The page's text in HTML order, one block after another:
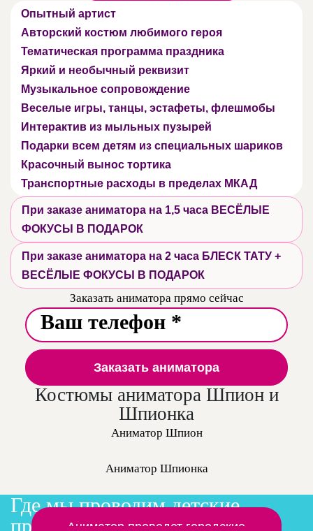
Опытный артист
Авторский костюм любимого героя
Тематическая программа праздника
Яркий и необычный реквизит
Музыкальное сопровождение
Веселые игры, танцы, эстафеты, флешмобы
Интерактив из мыльных пузырей
Подарки всем детям из специальных шариков
Красочный вынос тортика
Транспортные расходы в пределах МКАД
При заказе аниматора на 1,5 часа ВЕСЁЛЫЕ
ФОКУСЫ В ПОДАРОК
При заказе аниматора на 2 часа БЛЕСК ТАТУ +
ВЕСЁЛЫЕ ФОКУСЫ В ПОДАРОК
Заказать аниматора прямо сейчас
Заказать аниматора
Костюмы аниматора Шпион и
Шпионка
Аниматор Шпион
Аниматор Шпионка
Где мы проводим детские
праздникиЗаказать аниматора на дом
Аниматор проведет городские